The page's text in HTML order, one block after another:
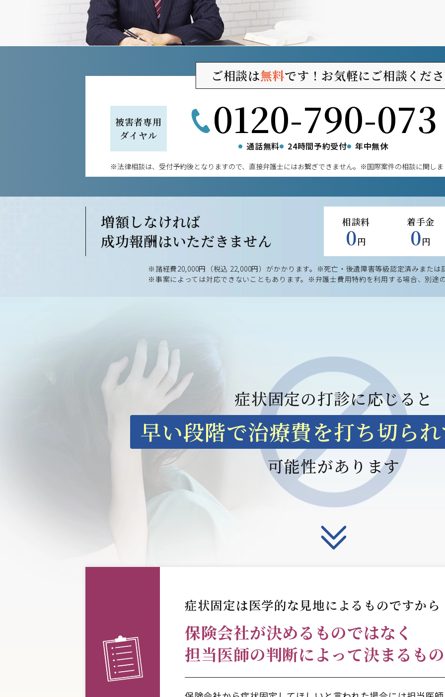
ご相談は無料です！ お気軽にご相談くだ
被害者専用
ダイヤル
0120-790-073
通話無料 24時間予約受付 年中無休
※法律相談は、受付予約後となりますので、直接弁護士にはお繋ぎできません。 ※国際案件の相談に関し
増額しなければ
成功報酬はいただきません
相談料
0円
着手金
0円
※諸経費20,000円（税込 22,000円）がかかります。 ※死亡・後遺障害等級認定済みまたは
※事案によっては対応できないこともあります。 ※弁護士費用特約を利用する場合、別途
症状固定の打診に応じると
早い段階で治療費を打ち切ら
可能性があります
症状固定は医学的な見地に よるものですから
保険会社が決めるものではなく
担当医師の判断によって決まるもの